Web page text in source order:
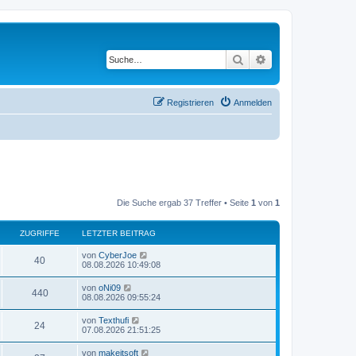
Suche
Anmelden
Registrieren
Die Suche ergab 37 Treffer • Seite 1 von 1
ZUGRIFFE LETZTER BEITRAG
40Z
u
i
L
e
t
e
r
B
e
i
t
von CyberJoe
08.08.2026 10:49:08
440Z
u
L
e
t
e
r
B
von oNi09
08.08.2026 09:55:24
24Z
u
L
e
von Texthufi
07.08.2026 21:51:25
L
von makeitsoft